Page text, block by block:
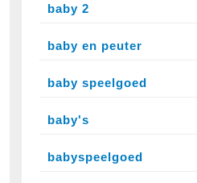
baby 2
baby en peuter
baby speelgoed
baby's
babyspeelgoed